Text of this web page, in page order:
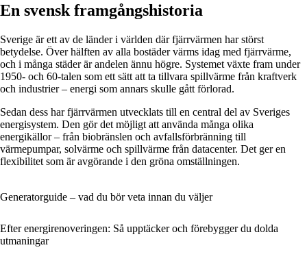
En svensk framgångshistoria
Sverige är ett av de länder i världen där fjärrvärmen har störst
betydelse. Över hälften av alla bostäder värms idag med fjärrvärme,
och i många städer är andelen ännu högre. Systemet växte fram under
1950- och 60-talen som ett sätt att ta tillvara spillvärme från kraftverk
och industrier – energi som annars skulle gått förlorad.
Sedan dess har fjärrvärmen utvecklats till en central del av Sveriges
energisystem. Den gör det möjligt att använda många olika
energikällor – från biobränslen och avfallsförbränning till
värmepumpar, solvärme och spillvärme från datacenter. Det ger en
flexibilitet som är avgörande i den gröna omställningen.
Generatorguide – vad du bör veta innan du väljer
Efter energirenoveringen: Så upptäcker och förebygger du dolda
utmaningar